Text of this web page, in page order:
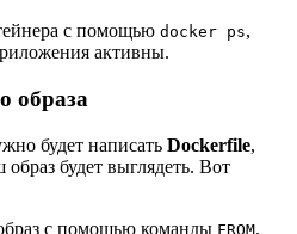
с помощью docker ps,
активны.
образа
будет написать Dockerfile,
будет выглядеть. Вот
с помощью команды FROM.